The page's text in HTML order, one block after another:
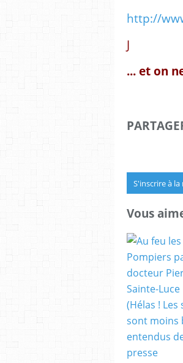
http://
J
... et on
S'inscrire à
Vous